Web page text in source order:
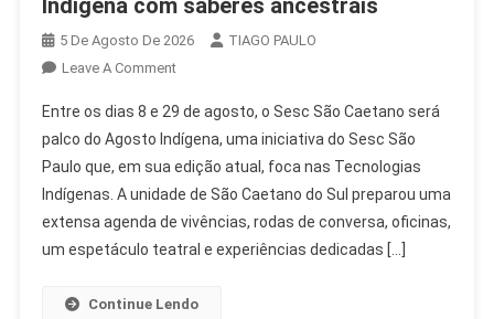
Indígena com saberes ancestrais
5 De Agosto De 2026
TIAGO PAULO
Leave A CommentOn
São
Caetano
Celebra
Agosto
Indígena
Com
Ancestrais
Entre os dias 8 e 29 de agosto, o Sesc São Caetano será
palco do Agosto Indígena, uma iniciativa do Sesc São
Paulo que, em sua edição atual, foca nas Tecnologias
Indígenas. A unidade de São Caetano do Sul preparou uma
extensa agenda de vivências, rodas de conversa, oficinas,
um espetáculo teatral e experiências dedicadas […]
Continue Lendo